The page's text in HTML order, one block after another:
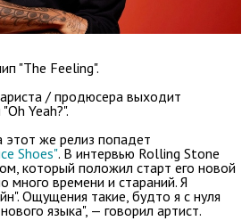
"The Feeling".
/ продюсера выходит
Yeah?".
же релиз попадет
Shoes". В интервью Rolling Stone
который положил старт его новой
много времени и стараний. Я
Ощущения такие, будто я с нуля
языка", — говорил артист.